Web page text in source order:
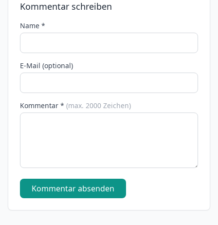
Kommentar schreiben
Name *
E-Mail (optional)
Kommentar * (max. 2000 Zeichen)
Kommentar absenden